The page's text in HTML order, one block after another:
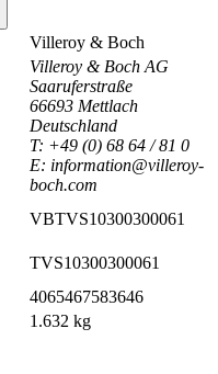
Villeroy & Boch
Villeroy & Boch AG
Saaruferstraße
66693 Mettlach
Deutschland
T: +49 (0) 68 64 / 81 0
E: information@villeroy-
boch.com
VBTVS10300300061
TVS10300300061
4065467583646
1.632 kg